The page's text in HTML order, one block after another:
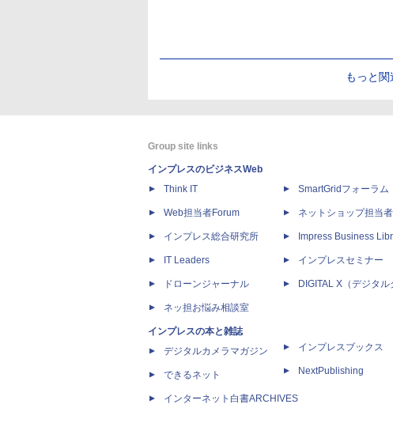
もっと
Group site links
インプレスのビジネスWeb
Think IT
Web担当者Forum
インプレス総合研究所
IT Leaders
ドローンジャーナル
ネッ担お悩み相談室
インプレスの本と雑誌
デジタルカメラマガジン
できるネット
インターネット白書ARCHIVES
SmartGridフォーラム
ネットショップ担当
Impress Business
インプレスセミナー
DIGITAL X（デジタル
インプレスブックス
NextPublishing